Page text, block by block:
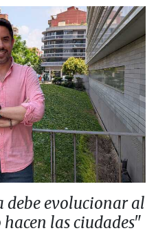
evolucionar al
las ciudades"